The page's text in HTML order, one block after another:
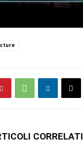
CORRELATI